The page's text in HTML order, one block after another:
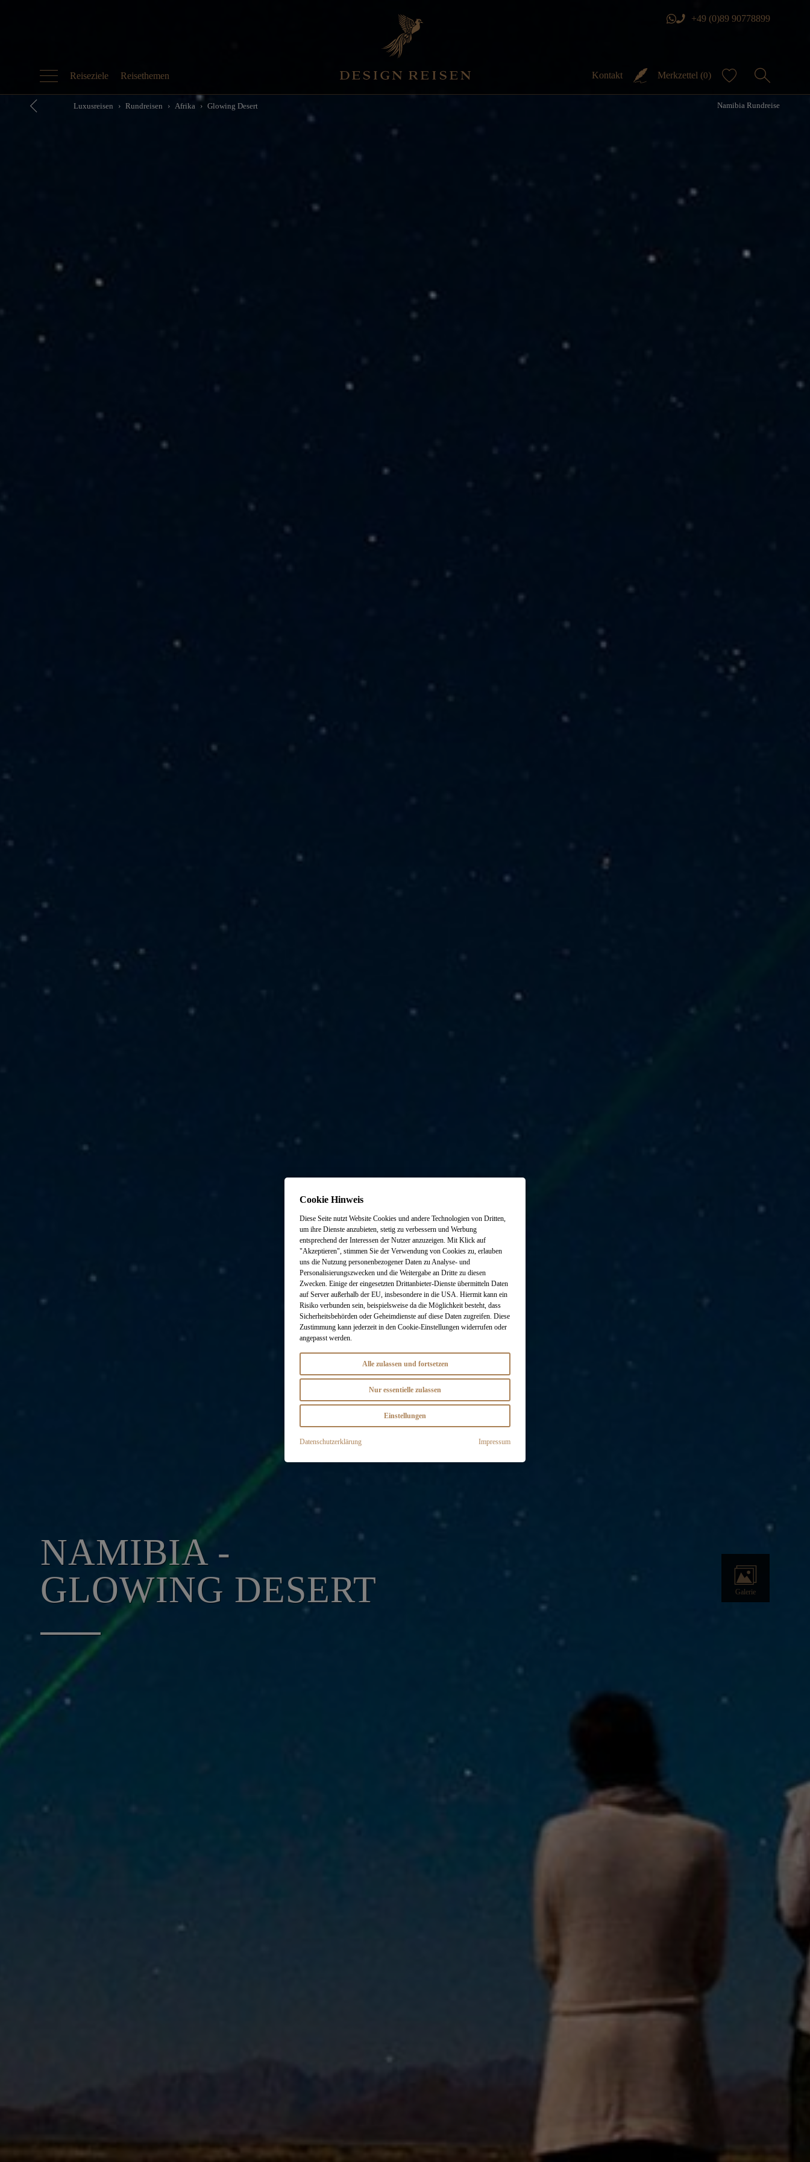
Reiseziele Reisethemen
+49 (0)89 90778899
Kontakt Merkzettel (0)
Luxusreisen Rundreisen Afrika Glowing Desert Namibia Rundreise
NAMIBIA -
GLOWING DESERT
Cookie Hinweis
Diese Seite nutzt Website Cookies und andere Technologien von Dritten,
um ihre Dienste anzubieten, stetig zu verbessern und Werbung
entsprechend der Interessen der Nutzer anzuzeigen. Mit Klick auf
"Akzeptieren", stimmen Sie der Verwendung von Cookies zu, erlauben
uns die Nutzung personenbezogener Daten zu Analyse- und
Personalisierungszwecken und die Weitergabe an Dritte zu diesen
Zwecken. Einige der eingesetzten Drittanbieter-Dienste übermitteln Daten
auf Server außerhalb der EU, insbesondere in die USA. Hiermit kann ein
Risiko verbunden sein, beispielsweise da die Möglichkeit besteht, dass
Sicherheitsbehörden oder Geheimdienste auf diese Daten zugreifen. Diese
Zustimmung kann jederzeit in den Cookie-Einstellungen widerrufen oder
angepasst werden.
Alle zulassen und fortsetzen
Nur essentielle zulassen
Einstellungen
Datenschutzerklärung Impressum